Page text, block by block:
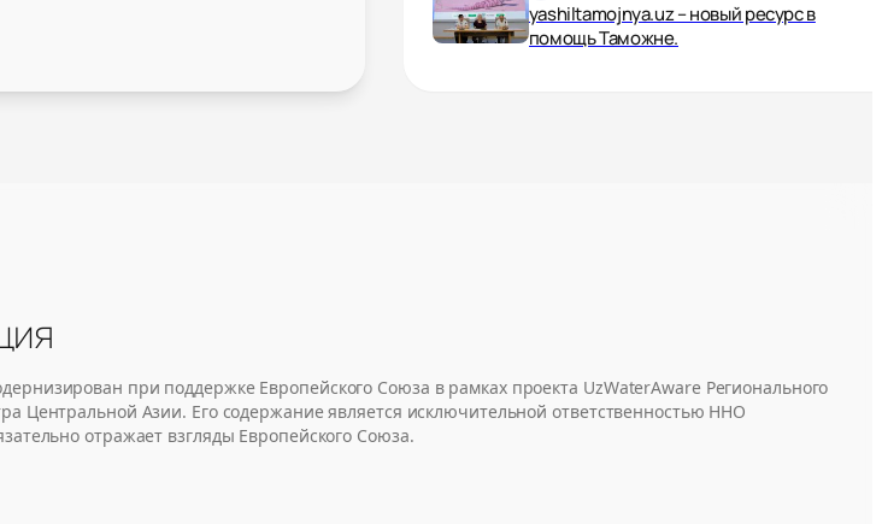
yashiltamojnya.uz – новый ресурс в
помощь Таможне.
при поддержке Европейского Союза в рамках проекта UzWaterAware Регионального
Центральной Азии. Его содержание является исключительной ответственностью ННО
отражает взгляды Европейского Союза.